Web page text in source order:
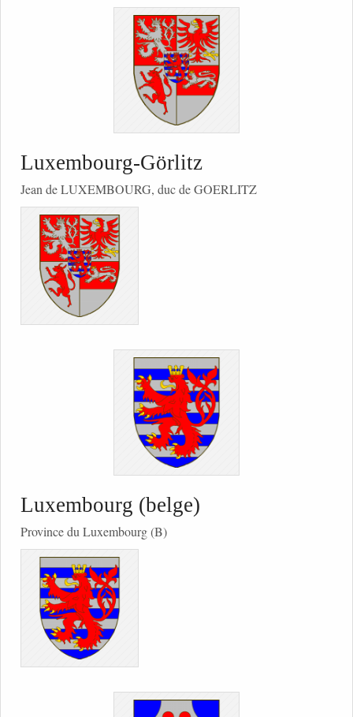
Luxembourg-Görlitz
Jean de LUXEMBOURG, duc de GOERLITZ
Luxembourg (belge)
Province du Luxembourg (B)